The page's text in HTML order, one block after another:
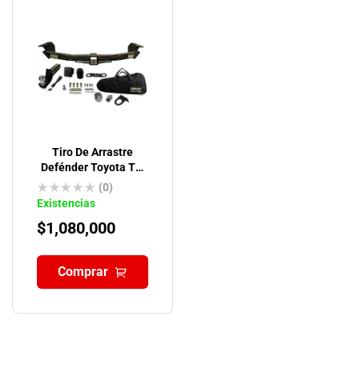
Tiro De Arrastre
Defénder Toyota Txl
Tx Prado 150
(0)
Existencias
$1,080,000
Comprar